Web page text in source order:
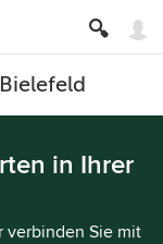
in Ihrer
verbinden Sie mit